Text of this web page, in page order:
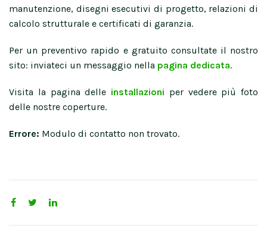
manutenzione, disegni esecutivi di progetto, relazioni di
calcolo strutturale e certificati di garanzia.
Per un preventivo rapido e gratuito consultate il nostro
sito: inviateci un messaggio nella pagina dedicata.
Visita la pagina delle installazioni per vedere più foto
delle nostre coperture.
Errore: Modulo di contatto non trovato.